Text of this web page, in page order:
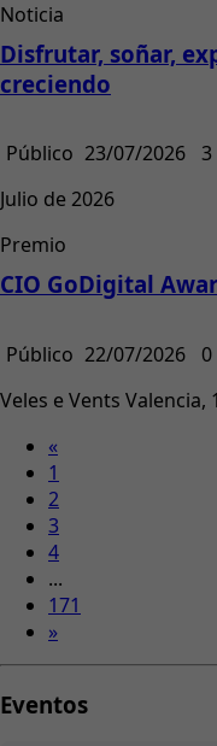
Noticia
Disfrutar, soñar,
creciendo
Público 23/07/2026 3
Julio de 2026
Premio
CIO GoDigital
Público 22/07/2026 0
Veles e Vents
«
1
2
3
4
...
171
»
Eventos